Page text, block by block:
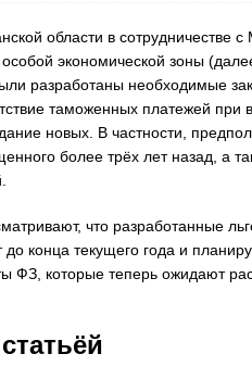
области в
особой экономической зоны
разработаны необходимые
таможенных платежей при
новых. В частности,
более трёх лет назад, а
что разработанные
до конца текущего года и
ФЗ, которые теперь ожидают